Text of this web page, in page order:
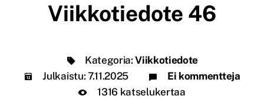
Viikkotiedote 46
Kategoria: Viikkotiedote
Julkaistu: 7.11.2025
Ei kommentteja
1316 katselukertaa